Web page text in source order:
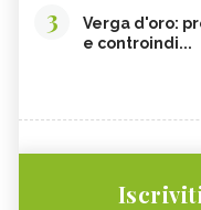
3
Verga d'oro:
e controindi...